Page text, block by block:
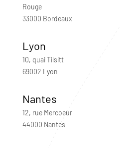
Rouge
33000 Bordeaux
Lyon
10, quai Tilsitt
69002 Lyon
Nantes
12, rue Mercoeur
44000 Nantes